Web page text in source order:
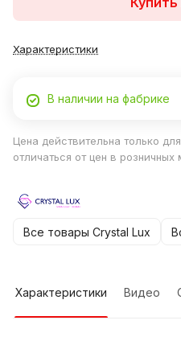
Характеристики
В наличии на фабрике
Цена действительна только
отличаться от цен в розничных
Все товары Crystal Lux
Характеристики Видео